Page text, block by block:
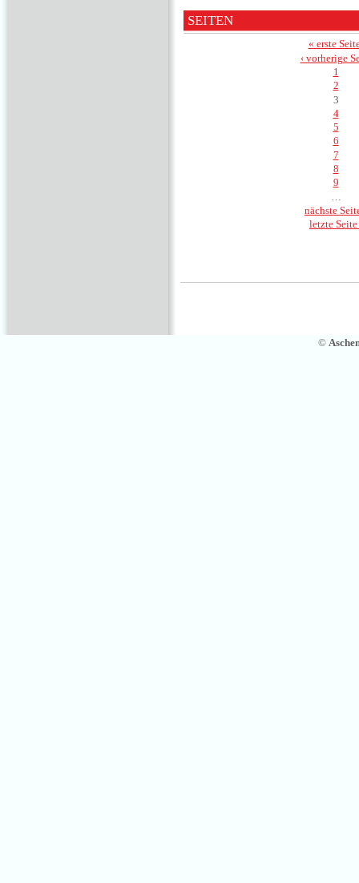
SEITEN
« erste
‹ vorherige
1
2
3
4
5
6
7
8
9
nächste
letzte
©